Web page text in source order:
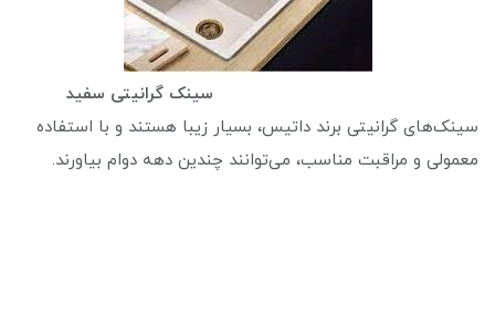
سینک گرانیتی سفید
سینک‌های گرانیتی برند داتیس، بسیار زیبا هستند و با استفاده
معمولی و مراقبت مناسب، می‌توانند چندین دهه دوام بیاورند.